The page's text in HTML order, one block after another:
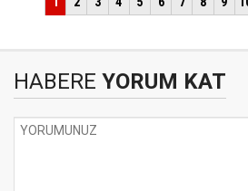
HABERE YORUM KAT